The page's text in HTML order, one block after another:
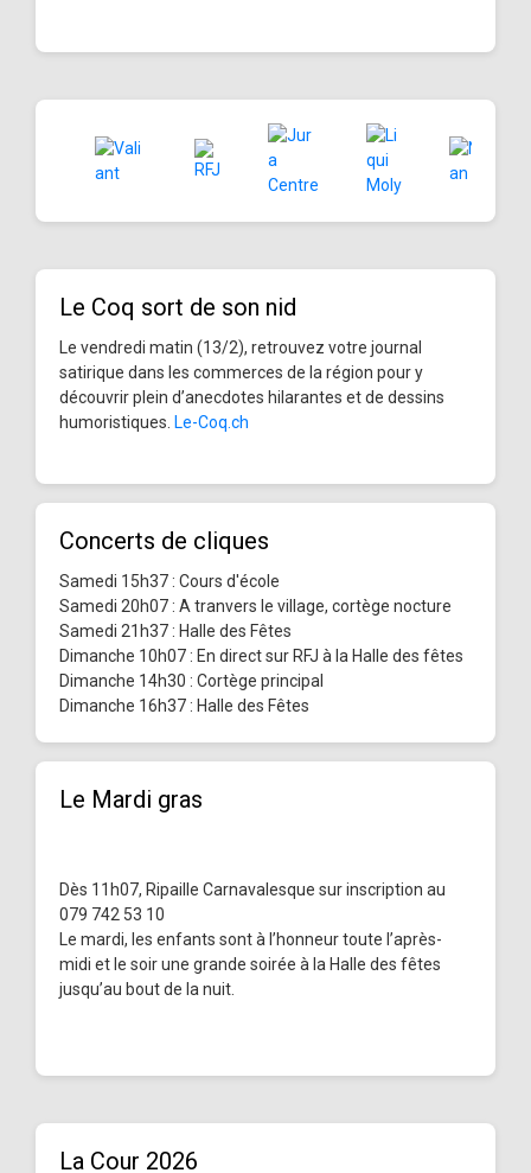
Le Coq sort de son nid
Le vendredi matin (13/2), retrouvez votre journal
satirique dans les commerces de la région pour y
découvrir plein d’anecdotes hilarantes et de dessins
humoristiques. Le-Coq.ch
Concerts de cliques
Samedi 15h37 : Cours d'école
Samedi 20h07 : A tranvers le village, cortège nocture
Samedi 21h37 : Halle des Fêtes
Dimanche 10h07 : En direct sur RFJ à la Halle des fêtes
Dimanche 14h30 : Cortège principal
Dimanche 16h37 : Halle des Fêtes
Le Mardi gras
Dès 11h07, Ripaille Carnavalesque sur inscription au
079 742 53 10
Le mardi, les enfants sont à l’honneur toute l’après-
midi et le soir une grande soirée à la Halle des fêtes
jusqu’au bout de la nuit.
La Cour 2026